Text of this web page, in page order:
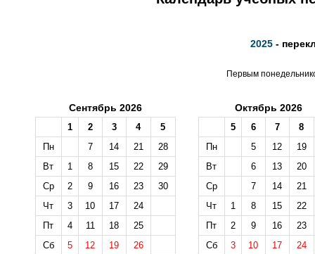
2025 -
Первым
Сентябрь 2026
1 2 3 4
5
Пн
7 14 21
28
Вт
1 8 15 22
29
Ср
2 9 16 23
30
Чт
3 10 17
24
Пт
4 11 18
25
Сб
5 12 19
26
Октябрь 2026
5 6 7
8
Пн
5 12
19
Вт
6 13
20
Ср
7 14
21
Чт
1 8 15
22
Пт
2 9 16
23
Сб
3 10 17
24